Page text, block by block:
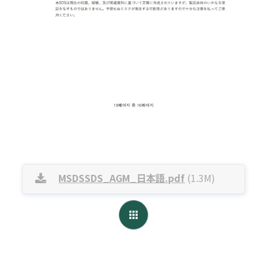
MSDSSDS_AGM_日本語.pdf (1.3M)